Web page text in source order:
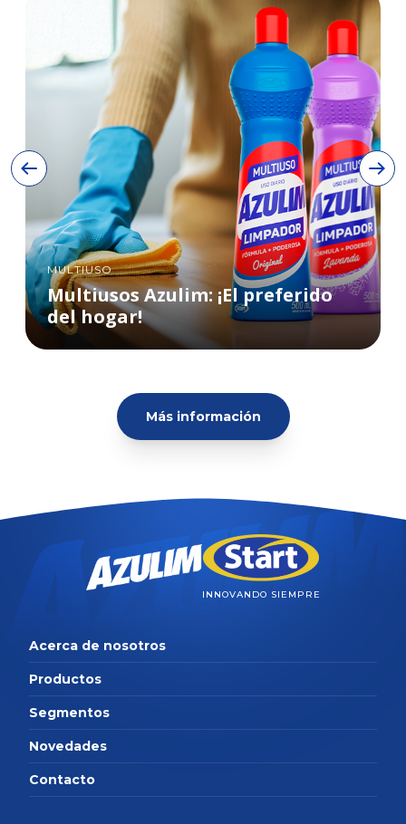
MULTIUSO
Multiusos Azulim: ¡El preferido
del hogar!
Más información
INNOVANDO SIEMPRE
Acerca de nosotros
Productos
Segmentos
Novedades
Contacto